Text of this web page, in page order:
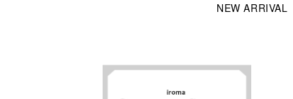
NEW ARRIVAL